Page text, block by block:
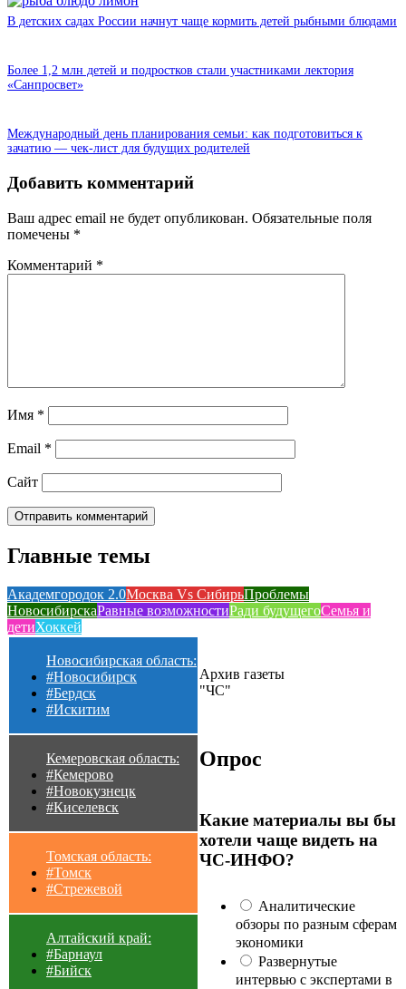
В детских садах России начнут чаще кормить детей рыбными блюдами
Более 1,2 млн детей и подростков стали участниками лектория
«Санпросвет»
Международный день планирования семьи: как подготовиться к
зачатию — чек-лист для будущих родителей
Добавить комментарий
Ваш адрес email не будет опубликован. Обязательные поля
помечены *
Комментарий *
Имя *
Email *
Сайт
Главные темы
Академгородок 2.0Москва Vs СибирьПроблемы
НовосибирскаРавные возможностиРади будущегоСемья и
детиХоккей
Новосибирская область:
#Новосибирск
#Бердск
#Искитим
Кемеровская область:
#Кемерово
#Новокузнецк
#Киселевск
Томская область:
#Томск
#Стрежевой
Алтайский край:
#Барнаул
#Бийск
Архив газеты
"ЧС"
Опрос
Какие материалы вы бы
хотели чаще видеть на
ЧС-ИНФО?
Аналитические
обзоры по разным сферам
экономики
Развернутые
интервью с экспертами в